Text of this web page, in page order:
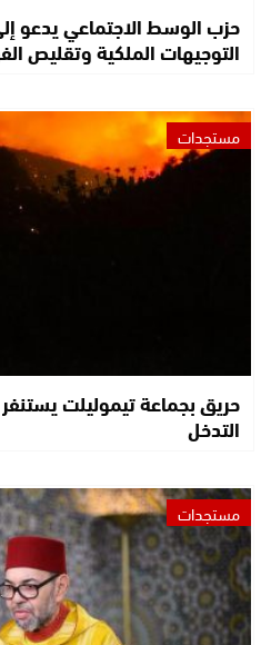
حزب الوسط الاجتماعي يدعو
التوجيهات الملكية وتقليص
مستجدات
حريق بجماعة تيموليلت
التدخل
مستجدات